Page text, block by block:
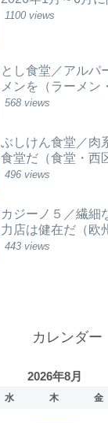
1100 views
とし食堂／アルパ
メンを（ラーメン
568 views
ぶしけん食堂／肉
食堂だ（食堂・西
496 views
カジーノ５／繊細
力店は健在だ（欧
443 views
カレンダー
2026年8月
水 木 金